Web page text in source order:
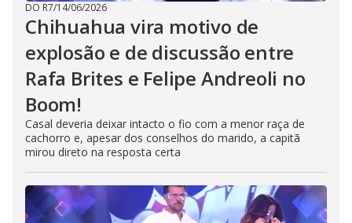
DO R7/14/06/2026
Chihuahua vira motivo de
explosão e de discussão entre
Rafa Brites e Felipe Andreoli no
Boom!
Casal deveria deixar intacto o fio com a menor raça de
cachorro e, apesar dos conselhos do marido, a capitã
mirou direto na resposta certa